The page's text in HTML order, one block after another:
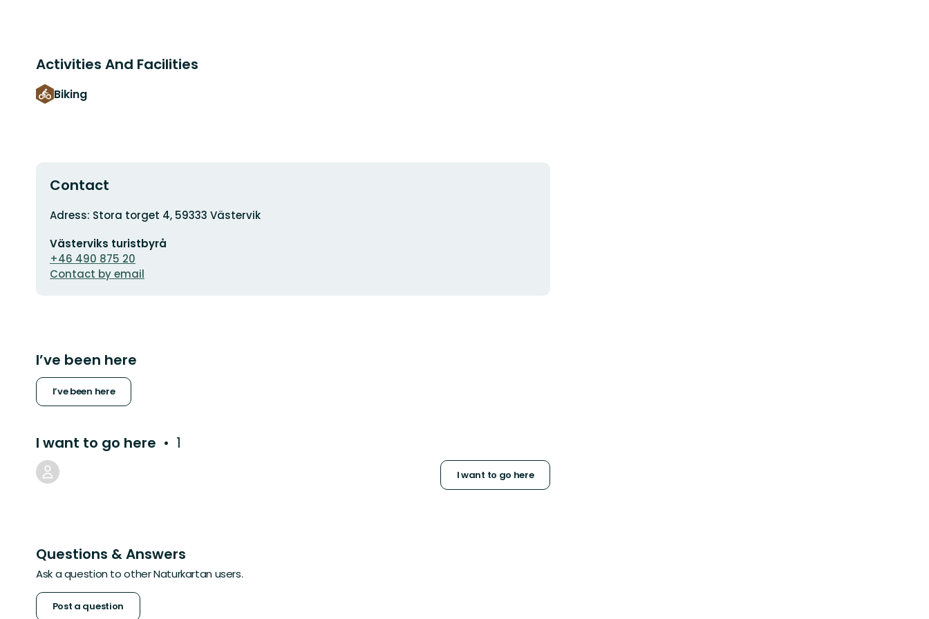
Activities And Facilities
Biking
Contact
Address
Adress: Stora torget 4, 59333 Västervik
address
Västerviks turistbyrå
+46 490 875 20
Contact by email
I’ve been here
I’ve been here
I want to go here 1
I want to go here
Questions & Answers
Ask a question to other Naturkartan users.
Post a question